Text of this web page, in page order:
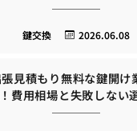
2026.06.08
鍵交換
見積もり無料な鍵開け
費用相場と失敗しない